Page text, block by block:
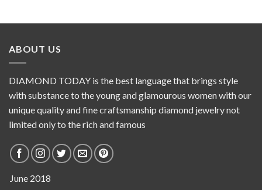
ABOUT US
DIAMOND TODAY is the best language that brings style
with substance to the young and glamourous women with our
unique quality and fine craftsmanship diamond jewelry not
limited only to the rich and famous